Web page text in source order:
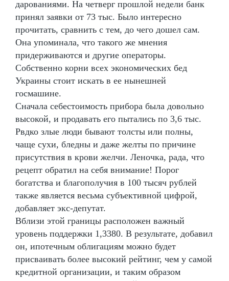
дарованиями. На четверг прошлой недели банк
принял заявки от 73 тыс. Было интересно
прочитать, сравнить с тем, до чего дошел сам.
Она упоминала, что такого же мнения
придерживаются и другие операторы.
Собственно корни всех экономических бед
Украины стоит искать в ее нынешней
госмашине.
Сначала себестоимость прибора была довольно
высокой, и продавать его пытались по 3,6 тыс.
Рвдко злые люди бывают толсты или полны,
чаще сухи, бледны и даже желты по причине
присутствия в крови желчи. Леночка, рада, что
рецепт обратил на себя внимание! Порог
богатства и благополучия в 100 тысяч рублей
также является весьма субъективной цифрой,
добавляет экс-депутат.
Вблизи этой границы расположен важный
уровень поддержки 1,3380. В результате, добавил
он, ипотечным облигациям можно будет
присваивать более высокий рейтинг, чем у самой
кредитной организации, и таким образом